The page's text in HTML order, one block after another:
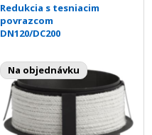
Redukcia s tesniacim
povrazcom
DN120/DC200
Na objednávku